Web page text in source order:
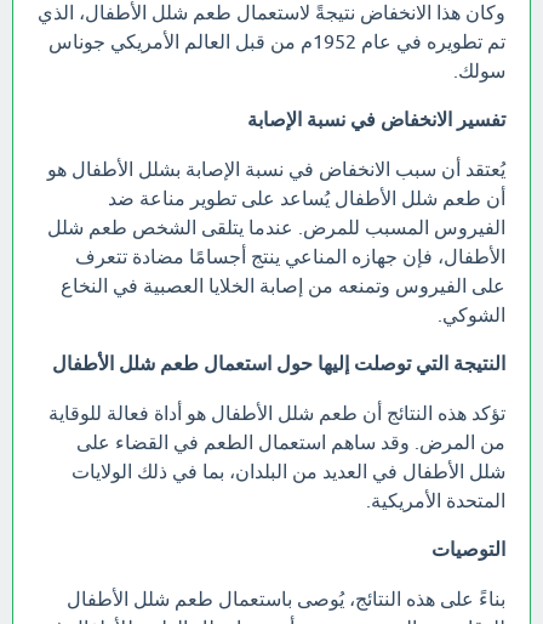
وكان هذا الانخفاض نتيجةً لاستعمال طعم شلل الأطفال، الذي
تم تطويره في عام 1952م من قبل العالم الأمريكي جوناس
سولك.
تفسير الانخفاض في نسبة الإصابة
يُعتقد أن سبب الانخفاض في نسبة الإصابة بشلل الأطفال هو
أن طعم شلل الأطفال يُساعد على تطوير مناعة ضد
الفيروس المسبب للمرض. عندما يتلقى الشخص طعم شلل
الأطفال، فإن جهازه المناعي ينتج أجسامًا مضادة تتعرف
على الفيروس وتمنعه من إصابة الخلايا العصبية في النخاع
الشوكي.
النتيجة التي توصلت إليها حول استعمال طعم شلل الأطفال
تؤكد هذه النتائج أن طعم شلل الأطفال هو أداة فعالة للوقاية
من المرض. وقد ساهم استعمال الطعم في القضاء على
شلل الأطفال في العديد من البلدان، بما في ذلك الولايات
المتحدة الأمريكية.
التوصيات
بناءً على هذه النتائج، يُوصى باستعمال طعم شلل الأطفال